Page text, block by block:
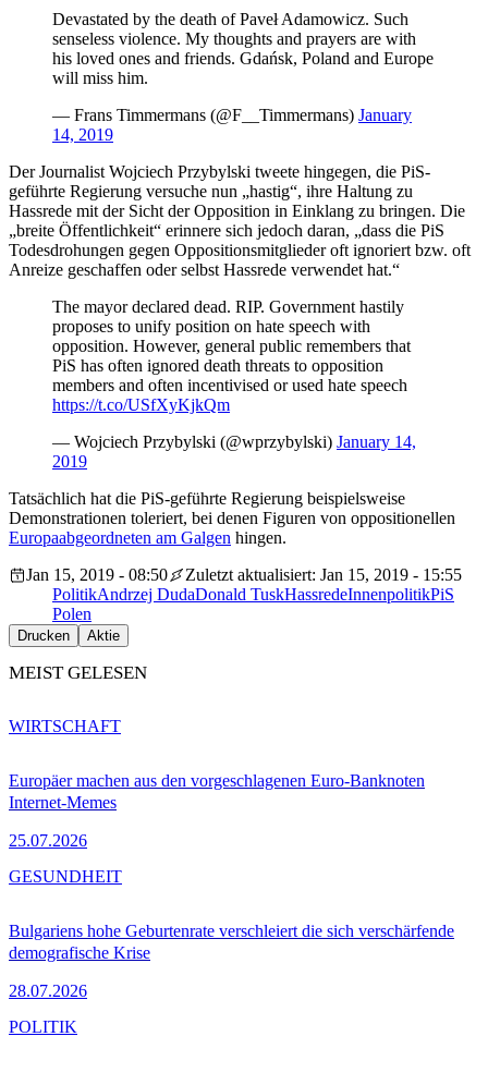
Devastated by the death of Paveł Adamowicz. Such
senseless violence. My thoughts and prayers are with
his loved ones and friends. Gdańsk, Poland and Europe
will miss him.
— Frans Timmermans (@F__Timmermans) January
14, 2019
Der Journalist Wojciech Przybylski tweete hingegen, die PiS-
geführte Regierung versuche nun „hastig“, ihre Haltung zu
Hassrede mit der Sicht der Opposition in Einklang zu bringen. Die
„breite Öffentlichkeit“ erinnere sich jedoch daran, „dass die PiS
Todesdrohungen gegen Oppositionsmitglieder oft ignoriert bzw. oft
Anreize geschaffen oder selbst Hassrede verwendet hat.“
The mayor declared dead. RIP. Government hastily
proposes to unify position on hate speech with
opposition. However, general public remembers that
PiS has often ignored death threats to opposition
members and often incentivised or used hate speech
https://t.co/USfXyKjkQm
— Wojciech Przybylski (@wprzybylski) January 14,
2019
Tatsächlich hat die PiS-geführte Regierung beispielsweise
Demonstrationen toleriert, bei denen Figuren von oppositionellen
Europaabgeordneten am Galgen hingen.
Jan 15, 2019 - 08:50
Zuletzt aktualisiert: Jan 15, 2019 - 15:55
PolitikAndrzej DudaDonald TuskHassredeInnenpolitikPiS
Polen
Drucken Aktie
MEIST GELESEN
Europäer machen aus den vorgeschlagenen Euro-Banknoten
Internet-Memes
25.07.2026
WIRTSCHAFT
Bulgariens hohe Geburtenrate verschleiert die sich verschärfende
demografische Krise
28.07.2026
GESUNDHEIT
POLITIK